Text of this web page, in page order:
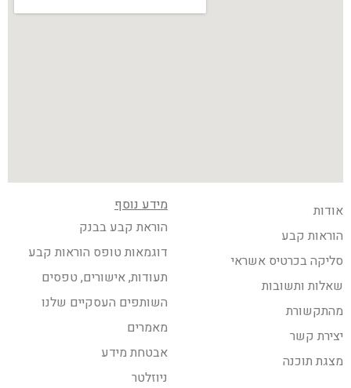
אודות
הוראות קבע
סליקה בכרטיס אשראי
שאלות ותשובות
מהתקשורת
יצירת קשר
מצגת תוכנה
מידע נוסף
הוראת קבע בבנק
דוגמאות טופס הוראות קבע
תעודות, אישורים, טפסים
השותפים העסקיים שלנו
מאמרים
אבטחת מידע
ניוזלטר